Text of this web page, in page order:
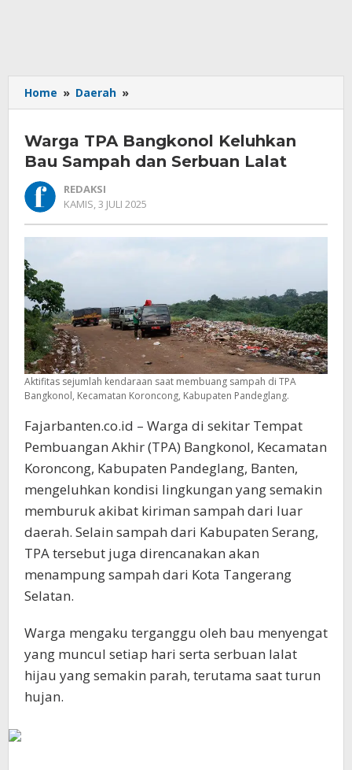
Home » Daerah »
TPA
Keluhkan
Bau
Serbuan
Lalat
Warga TPA Bangkonol Keluhkan
Bau Sampah dan Serbuan Lalat
REDAKSI
KAMIS, 3 JULI 2025
Aktifitas sejumlah kendaraan saat membuang sampah di TPA
Bangkonol, Kecamatan Koroncong, Kabupaten Pandeglang.
Fajarbanten.co.id – Warga di sekitar Tempat
Pembuangan Akhir (TPA) Bangkonol, Kecamatan
Koroncong, Kabupaten Pandeglang, Banten,
mengeluhkan kondisi lingkungan yang semakin
memburuk akibat kiriman sampah dari luar
daerah. Selain sampah dari Kabupaten Serang,
TPA tersebut juga direncanakan akan
menampung sampah dari Kota Tangerang
Selatan.
Warga mengaku terganggu oleh bau menyengat
yang muncul setiap hari serta serbuan lalat
hijau yang semakin parah, terutama saat turun
hujan.